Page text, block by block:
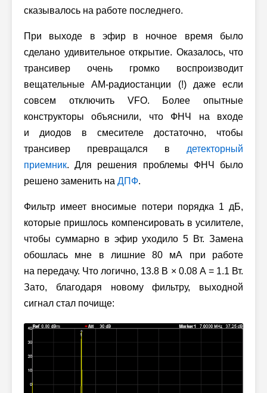
сказывалось на работе последнего.
При выходе в эфир в ночное время было
сделано удивительное открытие. Оказалось, что
трансивер очень громко воспроизводит
вещательные AM-радиостанции (!) даже если
совсем отключить VFO. Более опытные
конструкторы объяснили, что ФНЧ на входе
и диодов в смесителе достаточно, чтобы
трансивер превращался в детекторный
приемник. Для решения проблемы ФНЧ было
решено заменить на ДПФ.
Фильтр имеет вносимые потери порядка 1 дБ,
которые пришлось компенсировать в усилителе,
чтобы суммарно в эфир уходило 5 Вт. Замена
обошлась мне в лишние 80 мА при работе
на передачу. Что логично, 13.8 В × 0.08 А = 1.1 Вт.
Зато, благодаря новому фильтру, выходной
сигнал стал почище: